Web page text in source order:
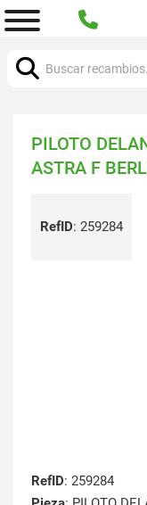
PILOTO
ASTRA F
RefID: 259284
RefID: 259284